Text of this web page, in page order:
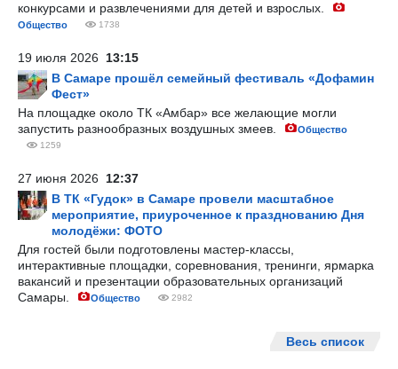
конкурсами и развлечениями для детей и взрослых.
Общество 1738
19 июля 2026 13:15
В Самаре прошёл семейный фестиваль «Дофамин
Фест»
На площадке около ТК «Амбар» все желающие могли
запустить разнообразных воздушных змеев.
Общество
1259
27 июня 2026 12:37
В ТК «Гудок» в Самаре провели масштабное
мероприятие, приуроченное к празднованию Дня
молодёжи: ФОТО
Для гостей были подготовлены мастер-классы,
интерактивные площадки, соревнования, тренинги, ярмарка
вакансий и презентации образовательных организаций
Самары.
Общество 2982
Весь список